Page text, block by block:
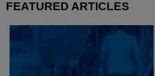
FEATURED ARTICLES